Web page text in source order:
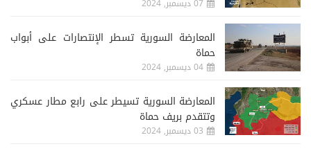
07 ديسمبر, 2024
المعارضة السورية تسطر الإنتصارات على أبواب
حماة
04 ديسمبر, 2024
المعارضة السورية تسيطر على رابع مطار عسكري
وتتقدم بريف حماة
03 ديسمبر, 2024